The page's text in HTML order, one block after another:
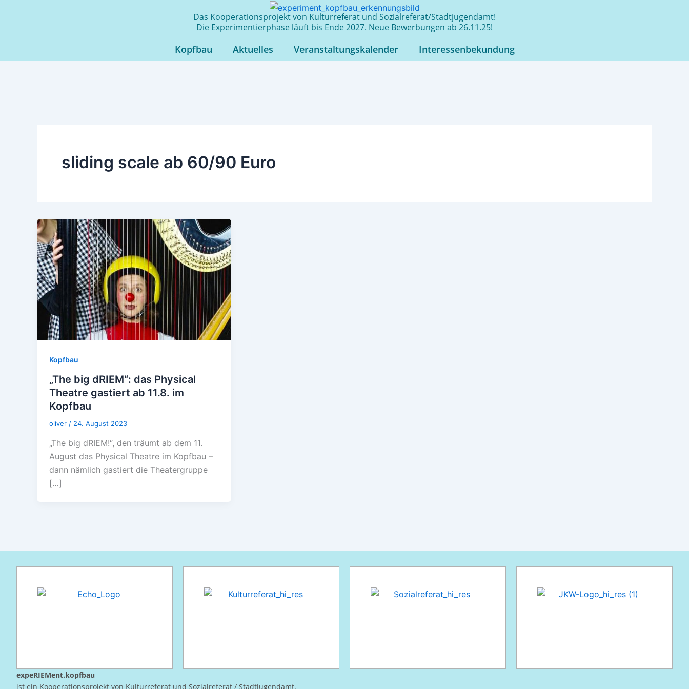
Das Kooperationsprojekt von Kulturreferat und Sozialreferat/Stadtjugendamt!
Die Experimentierphase läuft bis Ende 2027. Neue Bewerbungen ab 26.11.25!
Kopfbau Aktuelles Veranstaltungskalender Interessenbekundung
sliding scale ab 60/90 Euro
Kopfbau
„The big dRIEM“: das Physical
Theatre gastiert ab 11.8. im
Kopfbau
oliver / 24. August 2023
„The big dRIEM!“, den träumt ab dem 11.
August das Physical Theatre im Kopfbau –
dann nämlich gastiert die Theatergruppe
[…]
expeRIEMent.kopfbau
ist ein Kooperationsprojekt von Kulturreferat und Sozialreferat / Stadtjugendamt.